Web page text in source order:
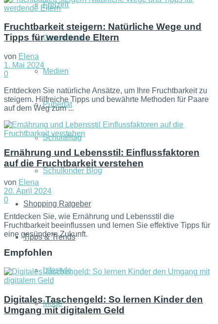
Freizeit
Gesundheit
Medien
Pubertät
Schulalltag
Schulkinder Blog
Shopping Ratgeber
Tipps & Trends
Lifestyle
Mode
Fruchtbarkeit steigern: Natürliche Wege und
Tipps für werdende Eltern
von Elena
1. Mai 2024
0
Entdecken Sie natürliche Ansätze, um Ihre Fruchtbarkeit zu
steigern. Hilfreiche Tipps und bewährte Methoden für Paare
auf dem Weg zum ...
Ernährung und Lebensstil: Einflussfaktoren
auf die Fruchtbarkeit verstehen
von Elena
20. April 2024
0
Entdecken Sie, wie Ernährung und Lebensstil die
Fruchtbarkeit beeinflussen und lernen Sie effektive Tipps für
eine gesündere Zukunft.
Empfohlen
Digitales Taschengeld: So lernen Kinder den
Umgang mit digitalem Geld